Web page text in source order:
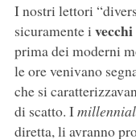
I nostri lettori
sicuramente i
prima dei moderni
le ore venivano
che si
di scatto. I
diretta, li avranno